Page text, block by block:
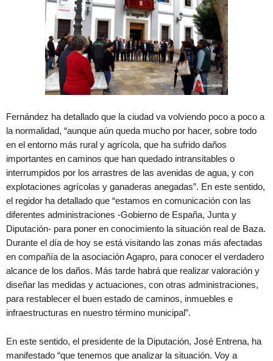
Fernández ha detallado que la ciudad va volviendo poco a poco a
la normalidad, “aunque aún queda mucho por hacer, sobre todo
en el entorno más rural y agrícola, que ha sufrido daños
importantes en caminos que han quedado intransitables o
interrumpidos por los arrastres de las avenidas de agua, y con
explotaciones agrícolas y ganaderas anegadas”. En este sentido,
el regidor ha detallado que “estamos en comunicación con las
diferentes administraciones -Gobierno de España, Junta y
Diputación- para poner en conocimiento la situación real de Baza.
Durante el día de hoy se está visitando las zonas más afectadas
en compañía de la asociación Agapro, para conocer el verdadero
alcance de los daños. Más tarde habrá que realizar valoración y
diseñar las medidas y actuaciones, con otras administraciones,
para restablecer el buen estado de caminos, inmuebles e
infraestructuras en nuestro término municipal”.
En este sentido, el presidente de la Diputación, José Entrena, ha
manifestado “que tenemos que analizar la situación. Voy a